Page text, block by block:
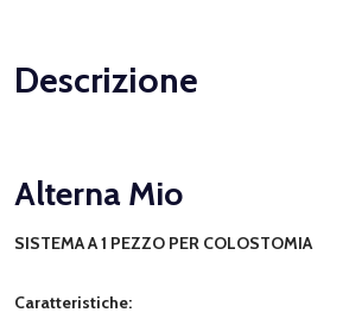
Descrizione
Alterna Mio
SISTEMA A 1 PEZZO PER COLOSTOMIA
Caratteristiche: